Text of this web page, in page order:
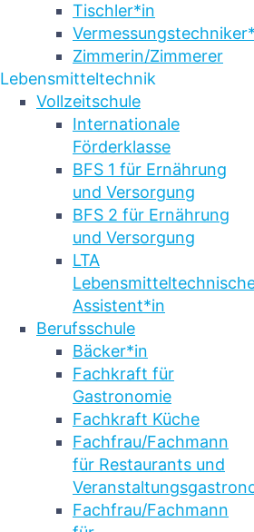
Tischler*in
Zimmerin/Zimmerer
Lebensmitteltechnik
Vollzeitschule
Internationale
Förderklasse
BFS 1 für Ernährung
und Versorgung
BFS 2 für Ernährung
und Versorgung
LTA
Assistent*in
Berufsschule
Bäcker*in
Fachkraft für
Gastronomie
Fachkraft Küche
Fachfrau/Fachmann
für Restaurants und
Fachfrau/Fachmann